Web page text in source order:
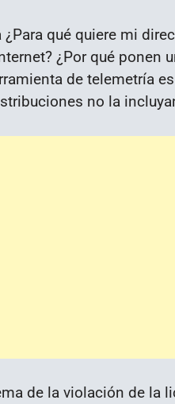
qué quiere mi
¿Por qué ponen
de telemetría
no la
de la violación de la